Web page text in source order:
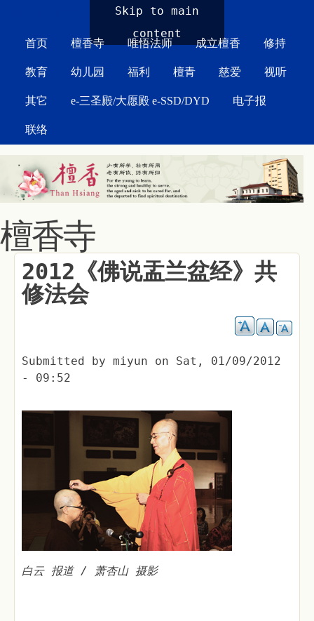
Skip to main
content
首页 檀香寺 唯悟法师 成立檀香 修持
教育 幼儿园 福利 檀青 慈爱 视听
其它 e-三圣殿/大愿殿 e-SSD/DYD 电子报
联络
檀香寺
2012《佛说盂兰盆经》共
修法会
Submitted by miyun on Sat, 01/09/2012
- 09:52
白云 报道 / 萧杏山 摄影